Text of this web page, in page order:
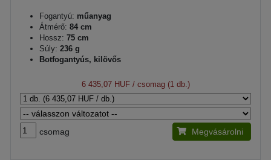
Fogantyú: műanyag
Átmérő: 84 cm
Hossz: 75 cm
Súly: 236 g
Botfogantyús, kilövős
6 435,07 HUF/ csomag (1 db.)
csomag Megvásárolni